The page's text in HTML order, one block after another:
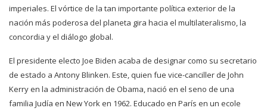
imperiales. El vórtice de la tan importante política exterior de la
nación más poderosa del planeta gira hacia el multilateralismo, la
concordia y el diálogo global.
El presidente electo Joe Biden acaba de designar como su secretario
de estado a Antony Blinken. Este, quien fue vice-canciller de John
Kerry en la administración de Obama, nació en el seno de una
familia Judía en New York en 1962. Educado en París en un ecole